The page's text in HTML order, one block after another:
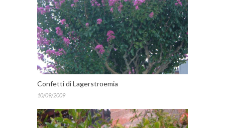
Confetti di Lagerstroemia
10/09/2009